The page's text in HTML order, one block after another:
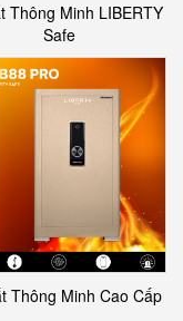
Thông Minh LIBERTY
Safe
Thông Minh Cao Cấp